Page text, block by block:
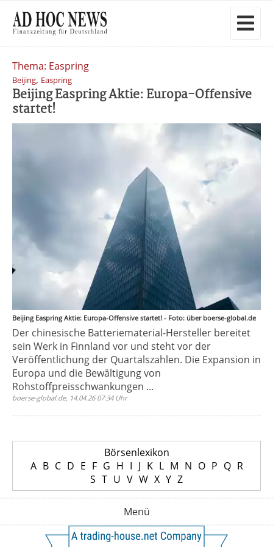
Thema: Easpring
Beijing, Easpring
Beijing Easpring Aktie: Europa-Offensive
startet!
Beijing Easpring Aktie: Europa-Offensive startet! - Foto: über boerse-global.de
Der chinesische Batteriematerial-Hersteller bereitet
sein Werk in Finnland vor und steht vor der
Veröffentlichung der Quartalszahlen. Die Expansion in
Europa und die Bewältigung von
Rohstoffpreisschwankungen ...
boerse-global.de, 14.04.26 07:34 Uhr
Börsenlexikon
A B C D E F G H I J K L M N O P Q R
S T U V W X Y Z
Menü